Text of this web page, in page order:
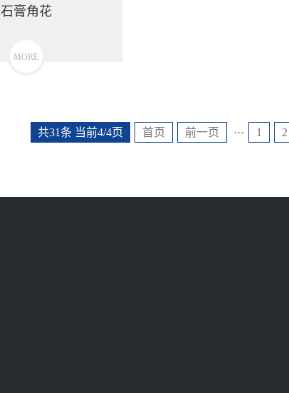
石膏角花
MORE
共31条 当前4/4页 首页 前一页 ··· 1 2